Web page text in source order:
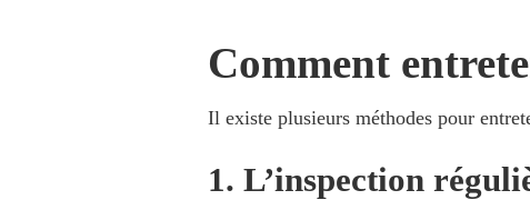
Comment
Il existe plusieurs méthodes pour
1. L’inspection